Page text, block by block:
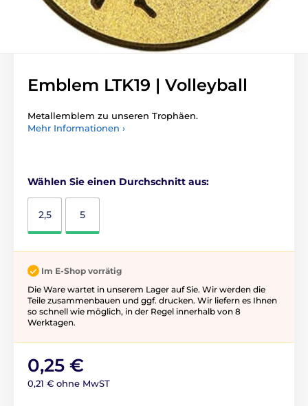
Emblem LTK19 | Volleyball
Metallemblem zu unseren Trophäen.
Mehr Informationen ›
Wählen Sie einen Durchschnitt aus:
2,5 5
Im E-Shop vorrätig
Die Ware wartet in unserem Lager auf Sie. Wir werden die
Teile zusammenbauen und ggf. drucken. Wir liefern es Ihnen
so schnell wie möglich, in der Regel innerhalb von 8
Werktagen.
0,25 €
0,21 € ohne MwST